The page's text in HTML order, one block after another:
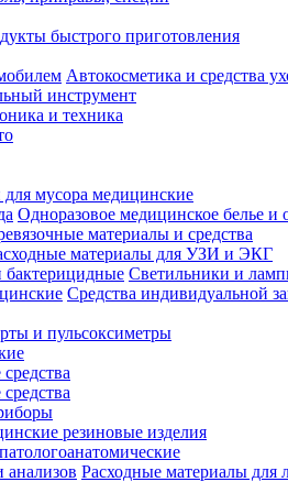
быстрого приготовления
Автокосметика и средства
инструмент
и техника
мусора медицинские
Одноразовое медицинское белье и
материалы и средства
материалы для УЗИ и ЭКГ
Светильники и
Средства индивидуальной
и пульсоксиметры
резиновые изделия
Расходные материалы для